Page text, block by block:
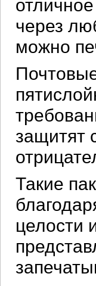
через
можно
защитят
Такие
целости